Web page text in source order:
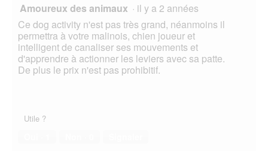
Amoureux des animaux · il y a 2 années
Ce dog activity n'est pas très grand, néanmoins il
permettra à votre malinois, chien joueur et
intelligent de canaliser ses mouvements et
d'apprendre à actionner les leviers avec sa patte.
De plus le prix n'est pas prohibitif.
Utile ?